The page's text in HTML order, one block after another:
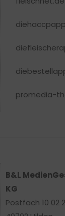
promedia-
B&L
KG
Postfach 10 02